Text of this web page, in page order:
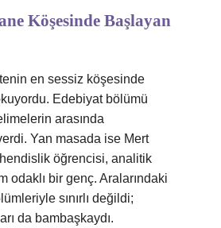
Köşesinde Başlayan
en sessiz köşesinde
Edebiyat bölümü
arasında
Yan masada ise Mert
öğrencisi, analitik
odaklı bir genç. Aralarındaki
sınırlı değildi;
da bambaşkaydı.